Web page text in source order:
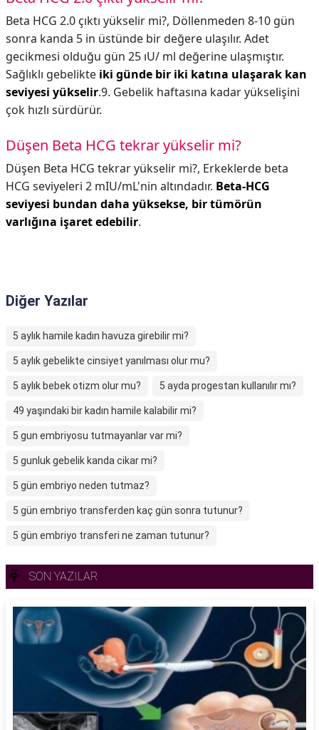
Beta HCG 2.0 çıktı yükselir mi?, Döllenmeden 8-10 gün
sonra kanda 5 in üstünde bir değere ulaşılır. Adet
gecikmesi olduğu gün 25 ıU/ ml değerine ulaşmıştır.
Sağlıklı gebelikte iki günde bir iki katına ulaşarak kan
seviyesi yükselir.9. Gebelik haftasına kadar yükselişini
çok hızlı sürdürür.
Düşen Beta HCG tekrar yükselir mi?
Düşen Beta HCG tekrar yükselir mi?, Erkeklerde beta
HCG seviyeleri 2 mIU/mL'nin altındadır. Beta-HCG
seviyesi bundan daha yüksekse, bir tümörün
varlığına işaret edebilir.
Diğer Yazılar
5 aylık hamile kadın havuza girebilir mi?
5 aylık gebelikte cinsiyet yanılması olur mu?
5 aylık bebek otizm olur mu? 5 ayda progestan kullanılır mı?
49 yaşındaki bir kadın hamile kalabilir mi?
5 gun embriyosu tutmayanlar var mi?
5 gunluk gebelik kanda cikar mi?
5 gün embriyo neden tutmaz?
5 gün embriyo transferden kaç gün sonra tutunur?
5 gün embriyo transferi ne zaman tutunur?
SON YAZILAR